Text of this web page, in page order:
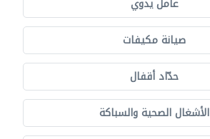
عامل يدوي
صيانة مكيفات
حدّاد أقفال
الأشغال الصحية والسباكة